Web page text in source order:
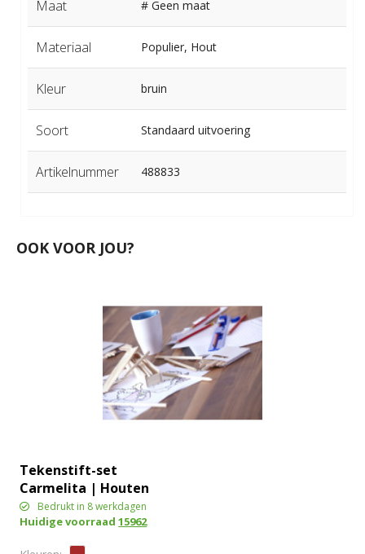
Maat # Geen maat
Materiaal Populier, Hout
Kleur bruin
Soort Standaard uitvoering
Artikelnummer 488833
OOK VOOR JOU?
Tekenstift-set
Carmelita | Houten
doosBedrukt in 8 werkdagen
Huidige voorraad15962